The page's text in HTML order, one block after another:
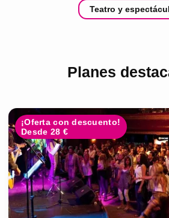
Teatro y
Planes
¡Oferta con descuento!
Desde 28 €